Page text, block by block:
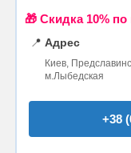
🎁 Cкидка 10%
📍 Адрес
Киев,
м.Лыбедская
+38